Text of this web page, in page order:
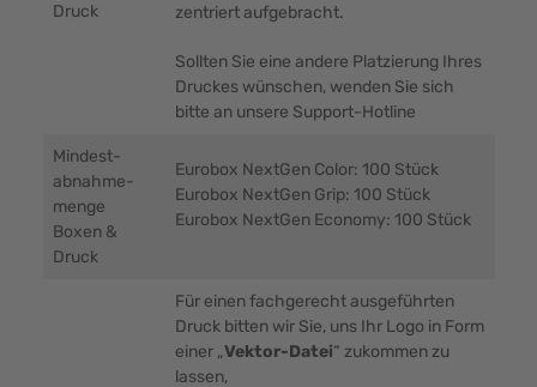
Druck
zentriert aufgebracht.
Sollten Sie eine andere Platzierung Ihres
Druckes wünschen, wenden Sie sich
bitte an unsere Support-Hotline
Mindest-
abnahme-
menge
Boxen &
Druck
Eurobox NextGen Color: 100 Stück
Eurobox NextGen Grip: 100 Stück
Eurobox NextGen Economy: 100 Stück
Für einen fachgerecht ausgeführten
Druck bitten wir Sie, uns Ihr Logo in Form
einer „Vektor-Datei“ zukommen zu
lassen,